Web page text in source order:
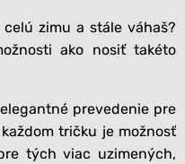
zimu a stále váhaš?
ako nosiť takéto
prevedenie pre
tričku je možnosť
tých viac uzimených,